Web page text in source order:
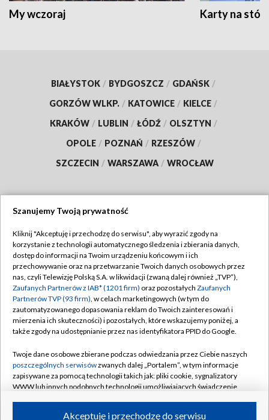
My wczoraj Karty na
BIAŁYSTOK / BYDGOSZCZ / GDAŃSK /
GORZÓW WLKP. / KATOWICE / KIELCE /
KRAKÓW / LUBLIN / ŁÓDŹ / OLSZTYN /
OPOLE / POZNAŃ / RZESZÓW /
SZCZECIN / WARSZAWA / WROCŁAW
TVP
Abonament TVP
Emisja w TVP
Centrum informacji TVP
Naziemna Telewizja Cyfrowa
Rada Programowa
System NOS
Informacje o nadawcy
Regulamin TVP
Polityka prywatności
Moje zgody
Pomoc
Kontakt
Kanały
Szanujemy Twoją prywatność
Kliknij "Akceptuję i przechodzę do serwisu", aby wyrazić zgody na
korzystanie z technologii automatycznego śledzenia i zbierania danych,
dostęp do informacji na Twoim urządzeniu końcowym i ich
przechowywanie oraz na przetwarzanie Twoich danych osobowych przez
nas, czyli Telewizję Polską S.A. w likwidacji (zwaną dalej również „TVP”),
Zaufanych Partnerów z IAB* (1201 firm) oraz pozostałych Zaufanych
Partnerów TVP (93 firm), w celach marketingowych (w tym do
zautomatyzowanego dopasowania reklam do Twoich zainteresowań i
mierzenia ich skuteczności) i pozostałych, które wskazujemy poniżej, a
także zgody na udostępnianie przez nas identyfikatora PPID do Google.
Twoje dane osobowe zbierane podczas odwiedzania przez Ciebie naszych
poszczególnych serwisówzwanych dalej „Portalem”, w tym informacje
zapisywane za pomocą technologii takich jak: pliki cookie, sygnalizatory
WWW lub innych podobnych technologii umożliwiających świadczenie
Akceptuję i przechodzę do serwisu